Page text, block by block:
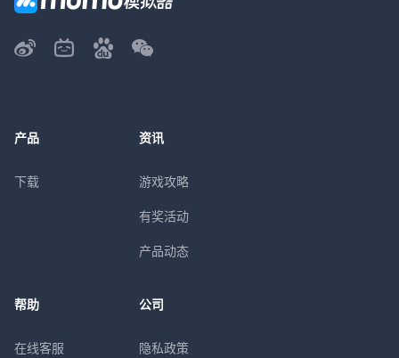
产品
下载
资讯
游戏攻略
有奖活动
产品动态
帮助
在线客服
公司
隐私政策